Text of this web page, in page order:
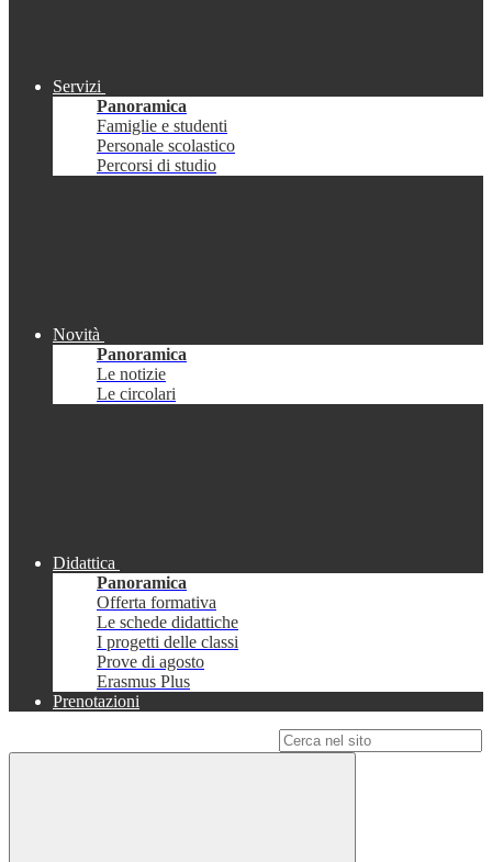
Servizi
Panoramica
Famiglie e studenti
Personale scolastico
Percorsi di studio
Novità
Panoramica
Le notizie
Le circolari
Didattica
Panoramica
Offerta formativa
Le schede didattiche
I progetti delle classi
Prove di agosto
Erasmus Plus
Prenotazioni